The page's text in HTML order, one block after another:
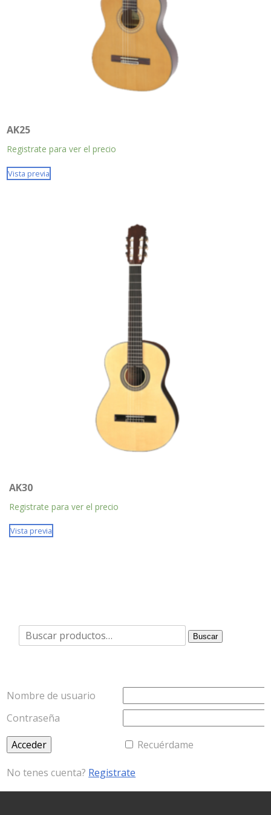
AK25
Registrate para ver el precio
Vista previa
AK30
Registrate para ver el precio
Vista previa
Buscar
por:
Buscar
Nombre de usuario
Contraseña
Recuérdame
No tenes cuenta? Registrate